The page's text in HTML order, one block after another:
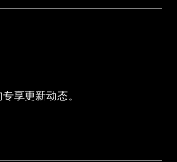
享更新动态。